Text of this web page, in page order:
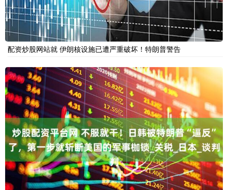
配资炒股网站就 伊朗核设施已遭严重破坏！特朗普警告